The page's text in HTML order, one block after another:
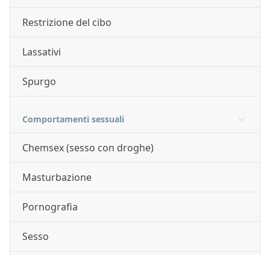
Restrizione del cibo
Lassativi
Spurgo
Comportamenti sessuali
Chemsex (sesso con droghe)
Masturbazione
Pornografia
Sesso